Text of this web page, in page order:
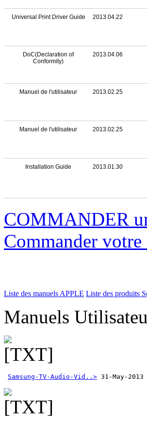
Universal Print Driver Guide 2013.04.22
DoC(Declaration of
Conformity)
2013.04.06
Manuel de l'utilisateur 2013.02.25
Manuel de l'utilisateur 2013.02.25
Installation Guide 2013.01.30
COMMANDER
Commander
Liste des manuels APPLE Liste des produits
Manuels
Samsung-TV-Audio-Vid..>